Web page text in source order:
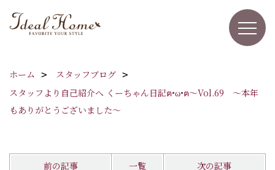
ホーム
スタッフブログ
スタッフより自己紹介へ くーちゃん日記ฅ•ω•ฅ～Vol.69 ～本年
もありがとうございました～
前の記事 一覧 次の記事